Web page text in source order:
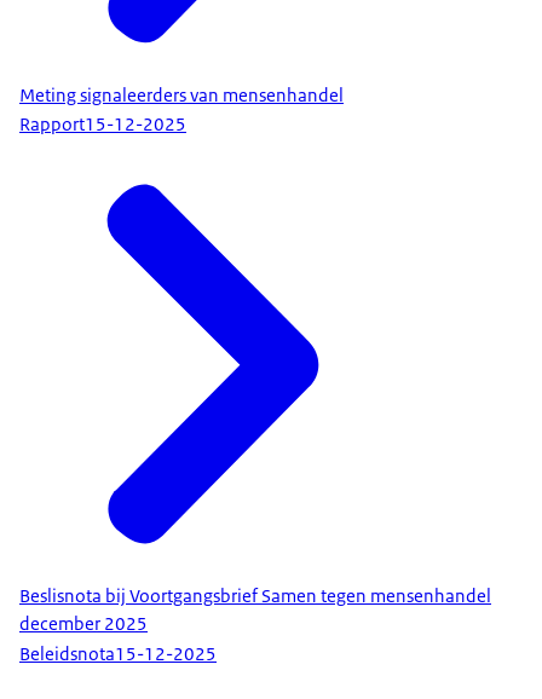
Meting signaleerders van mensenhandel
Rapport15-12-2025
Beslisnota bij Voortgangsbrief Samen tegen mensenhandel
december 2025
Beleidsnota15-12-2025